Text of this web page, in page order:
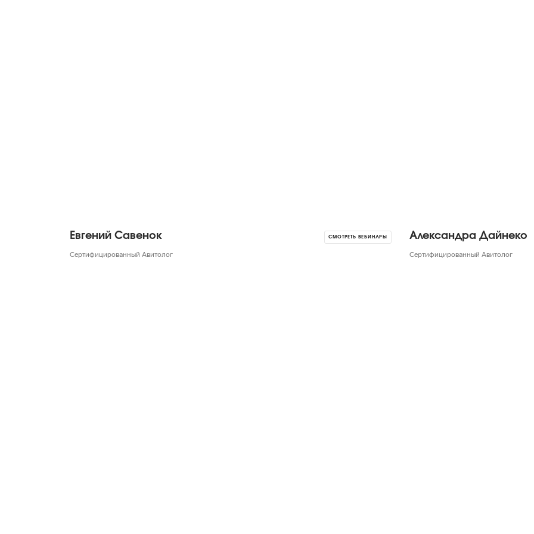
Евгений Савенок СМОТРЕТЬ ВЕБИНАРЫ
Сертифицированный Авитолог
Александра Дайнеко
Сертифицированный Авитолог